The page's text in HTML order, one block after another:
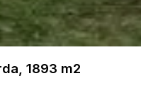
1893 m2